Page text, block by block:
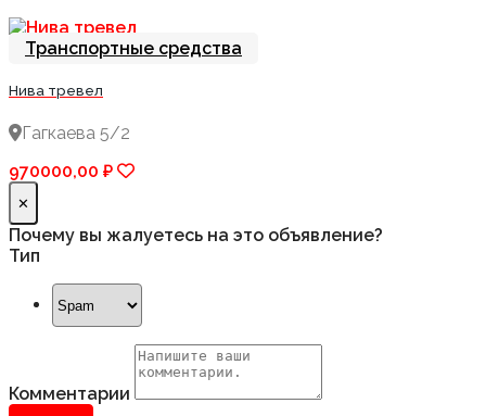
Транспортные средства
Нива тревел
Гагкаева 5/2
970000,00 ₽
✕
Почему вы жалуетесь на это объявление?
Тип
Комментарии